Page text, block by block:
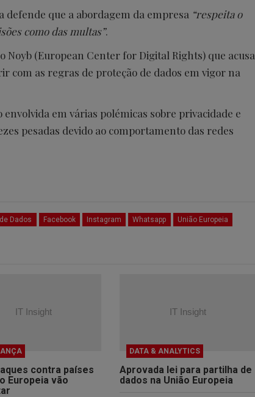
defende que a abordagem da empresa “respeita o
como das multas”.
Noyb (European Center for Digital Rights) que acusa
com as regras de proteção de dados em vigor na
em várias polémicas sobre privacidade e
pesadas devido ao comportamento das redes
Dados Facebook Instagram Whatsapp União Europeia
contra países
Europeia vão
DATA & ANALYTICS
Aprovada lei para partilha de
dados na União Europeia